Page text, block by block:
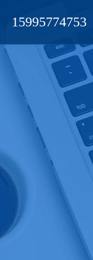
15995774753